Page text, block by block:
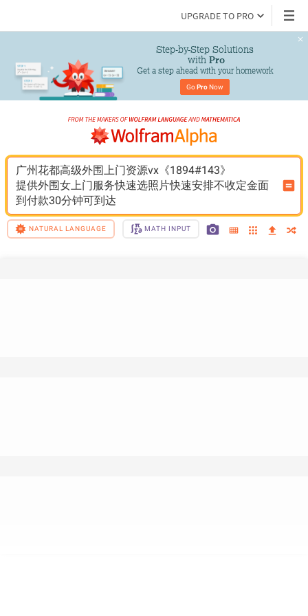
UPGRADE TO PRO
Step-by-Step Solutions
with Pro
Get a step ahead with your homework
Go Pro Now
广州花都高级外围上门资源vx《1894#143》
提供外围女上门服务快速选照片快速安排不收定金面
到付款30分钟可到达
NATURAL LANGUAGE MATH INPUT